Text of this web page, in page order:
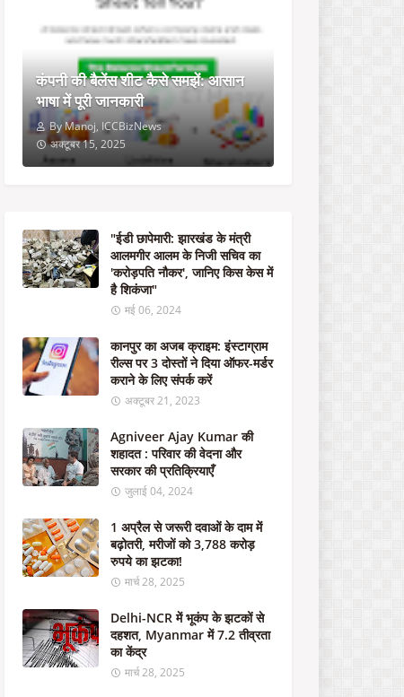
ल
गी
र
आ
ल
म
के
नि
व
का
'
क
प
ति
नौ
क
'
,
जा
नि
स
के
स
में
शि
कं
जा
"
कंपनी की बैलेंस शीट कैसे समझें: आसान
भाषा में पूरी जानकारी
By Manoj, ICCBizNews
अक्टूबर 15, 2025
"ईडी छापेमारी: झारखंड के मंत्री
आलमगीर आलम के निजी सचिव का
'करोड़पति नौकर', जानिए किस केस में
है शिकंजा"
मई 06, 2024
कानपुर का अजब क्राइम: इंस्टाग्राम
रील्स पर 3 दोस्तों ने दिया ऑफर-मर्डर
कराने के लिए संपर्क करें
अक्टूबर 21, 2023
Agniveer Ajay Kumar की
शहादत : परिवार की वेदना और
सरकार की प्रतिक्रियाएँ
जुलाई 04, 2024
1 अप्रैल से जरूरी दवाओं के दाम में
बढ़ोतरी, मरीजों को 3,788 करोड़
रुपये का झटका!
मार्च 28, 2025
Delhi-NCR में भूकंप के झटकों से
दहशत, Myanmar में 7.2 तीव्रता
का केंद्र
मार्च 28, 2025